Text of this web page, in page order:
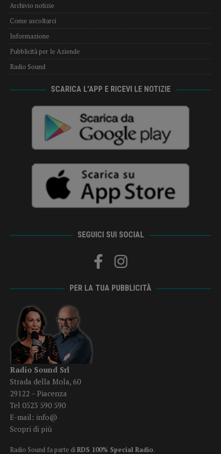
Archivio notizie
Come ascoltarci
Informazione
Pubblicità per le Aziende
Radio Sound
SCARICA L’APP E RICEVI LE NOTIZIE
SEGUICI SUI SOCIAL
PER LA TUA PUBBLICITÀ
Radio Sound Srl
Strada della Mola, 60
29122 – Piacenza
Tel 0523 590 590
E-mail: info@
Scopri di più
Radio Sound fa parte diRDS 100% Special Radio.